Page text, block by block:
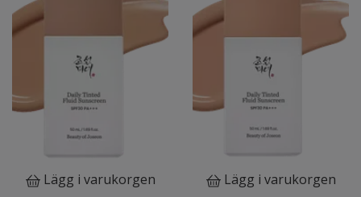
Lägg i varukorgen
Lägg i varukorgen